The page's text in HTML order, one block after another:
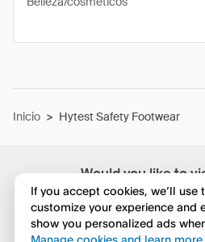
Would you like to
in
No, seguir
Inicio > Hytest Safety Footwear
If you accept cookies, we’ll use
customize your experience and
show you personalized ads
Manage cookies and learn more